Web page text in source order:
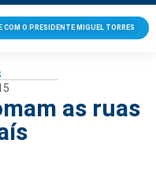
COM O PRESIDENTE MIGUEL TORRES
as ruas